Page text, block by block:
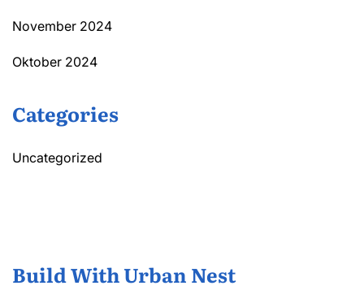
November 2024
Oktober 2024
Categories
Uncategorized
Build With Urban Nest